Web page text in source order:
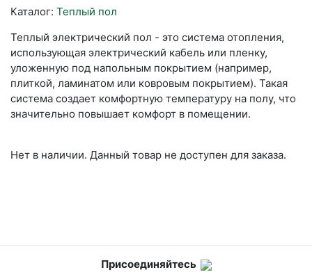
Каталог: Теплый пол
Теплый электрический пол - это система отопления,
использующая электрический кабель или пленку,
уложенную под напольным покрытием (например,
плиткой, ламинатом или ковровым покрытием). Такая
система создает комфортную температуру на полу, что
значительно повышает комфорт в помещении.
Нет в наличии. Данный товар не доступен для заказа.
Присоединяйтесь